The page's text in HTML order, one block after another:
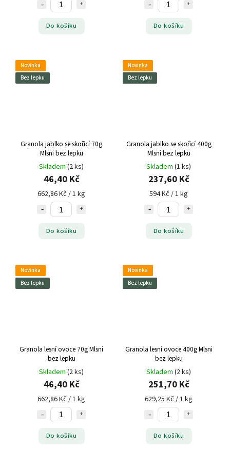
Do košíku Do košíku
Novinka
Bez lepku
Granola jablko se skořicí 70g
Mlsni bez lepku
Skladem (2 ks)
46,40 Kč
662,86 Kč / 1 kg
Do košíku
Novinka
Bez lepku
Granola jablko se skořicí 400g
Mlsni bez lepku
Skladem (1 ks)
237,60 Kč
594 Kč / 1 kg
Do košíku
Novinka
Bez lepku
Granola lesní ovoce 70g Mlsni
bez lepku
Skladem (2 ks)
46,40 Kč
662,86 Kč / 1 kg
Do košíku
Novinka
Bez lepku
Granola lesní ovoce 400g Mlsni
bez lepku
Skladem (2 ks)
251,70 Kč
629,25 Kč / 1 kg
Do košíku